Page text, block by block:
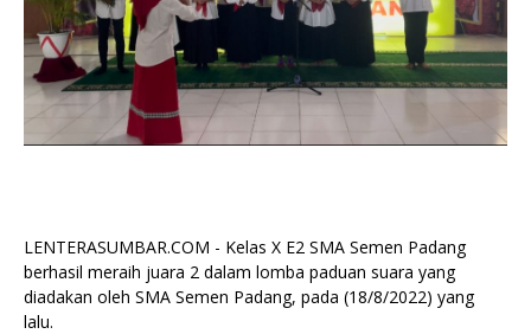
LENTERASUMBAR.COM - Kelas X E2 SMA Semen Padang
berhasil meraih juara 2 dalam lomba paduan suara yang
diadakan oleh SMA Semen Padang, pada (18/8/2022) yang
lalu.